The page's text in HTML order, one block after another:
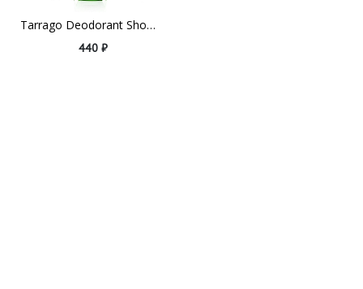
Tarrago Deodorant Shoe Spray
440 ₽